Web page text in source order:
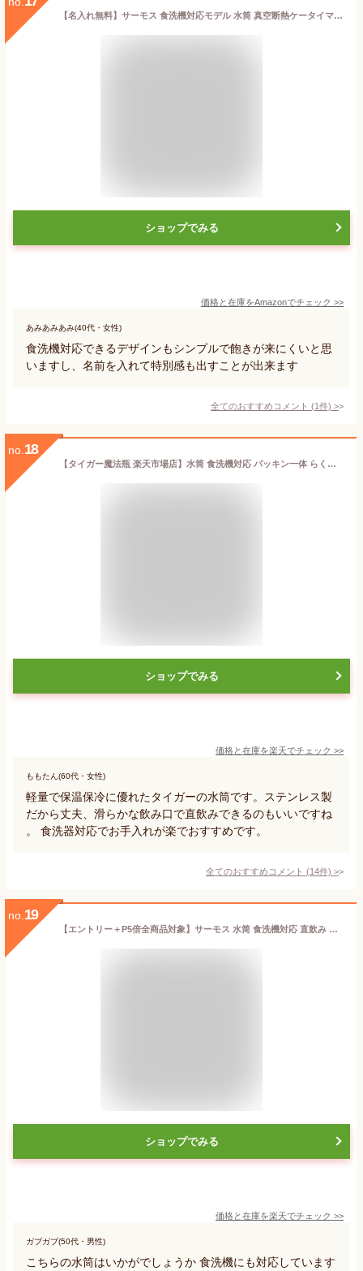
【名入れ無料】サーモス 食洗機対応モデル 水筒 真空断熱ケータイマグ 480ml ブラック・ホワイト・ラベンダー JOQ-480 誕生日プレゼント ギフト (ブラック 恐竜柄)
ショップでみる
価格と在庫をAmazonでチェック >>
あみあみあみ(40代・女性)
食洗機対応できるデザインもシンプルで飽きが来にくいと思
いますし、名前を入れて特別感も出すことが出来ます
全てのおすすめコメント (1件) >
no. 18
【タイガー魔法瓶 楽天市場店】水筒 食洗機対応 パッキン一体 らくらくキャップ 真空断熱 ボトル 350ml 500ml 600ml MMZ-W035 MMZ-W050 MMZ-W060 コンパクト 軽量 保温 保冷 直飲み おしゃれ ステンレスボトル サハラ 食洗機 ブラック ホワイト タイガー
ショップでみる
価格と在庫を楽天でチェック >>
ももたん(60代・女性)
軽量で保温保冷に優れたタイガーの水筒です。ステンレス製
だから丈夫、滑らかな飲み口で直飲みできるのもいいですね
。 食洗器対応でお手入れが楽でおすすめです。
全てのおすすめコメント (14件) >
no. 19
【エントリー＋P5倍全商品対象】サーモス 水筒 食洗機対応 直飲み スクリュー 320ml JOV-320 真空断熱ケータイマグ タンブラー マグボトル スポーツドリンク対応 保温 保冷 広口 軽量 コーヒー 温活 【TOKU】
ショップでみる
価格と在庫を楽天でチェック >>
ガブガブ(50代・男性)
こちらの水筒はいかがでしょうか 食洗機にも対応しています